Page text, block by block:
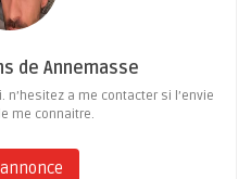
de Annemasse
n’hesitez a me contacter si l’envie
me connaitre.